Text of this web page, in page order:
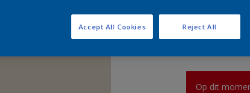
Op dit
Reject All
Accept All Cookies